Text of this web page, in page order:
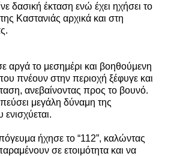
δασική έκταση ενώ έχει ηχήσει το
Καστανιάς αρχικά και στη
αργά το μεσημέρι και βοηθούμενη
πνέουν στην περιοχή ξέφυγε και
ανεβαίνοντας προς το βουνό.
μεγάλη δύναμη της
ήχησε το “112”, καλώντας
σε ετοιμότητα και να